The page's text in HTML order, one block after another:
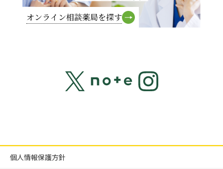
オンライン相談薬局を探す
個人情報保護方針